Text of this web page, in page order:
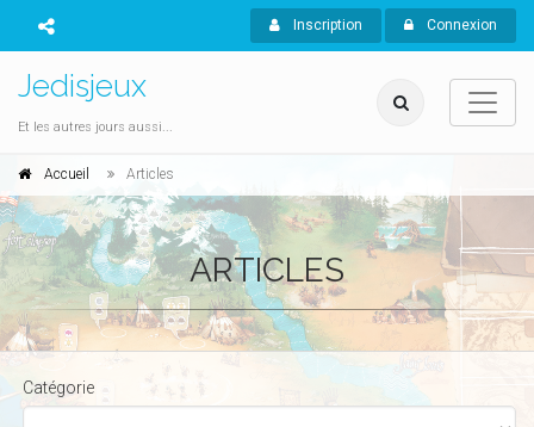
Inscription Connexion
Jedisjeux
Et les autres jours aussi...
Accueil Articles
ARTICLES
Catégorie